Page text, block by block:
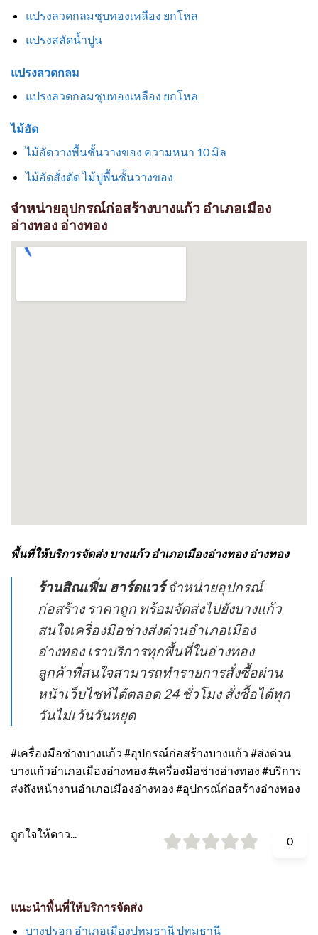
แปรงลวดกลมชุบทองเหลือง ยกโหล
แปรงสลัดน้ำปูน
แปรงลวดกลม
แปรงลวดกลมชุบทองเหลือง ยกโหล
ไม้อัด
ไม้อัดวางพื้นชั้นวางของ ความหนา 10 มิล
ไม้อัดสั่งตัด ไม้ปูพื้นชั้นวางของ
จำหน่ายอุปกรณ์ก่อสร้างบางแก้ว อำเภอเมือง
อ่างทอง อ่างทอง
พื้นที่ให้บริการจัดส่ง บางแก้ว อำเภอเมืองอ่างทอง อ่างทอง
ร้านสิณเพิ่ม ฮาร์ดแวร์จำหน่ายอุปกรณ์
ก่อสร้าง ราคาถูก พร้อมจัดส่งไปยังบางแก้ว
สนใจเครื่องมือช่างส่งด่วนอำเภอเมือง
อ่างทอง เราบริการทุกพื้นที่ในอ่างทอง
ลูกค้าที่สนใจสามารถทำรายการสั่งซื้อผ่าน
หน้าเว็บไซท์ได้ตลอด 24 ชั่วโมง สั่งซื้อได้ทุก
วันไม่เว้นวันหยุด
#เครื่องมือช่างบางแก้ว #อุปกรณ์ก่อสร้างบางแก้ว #ส่งด่วน
บางแก้วอำเภอเมืองอ่างทอง #เครื่องมือช่างอ่างทอง #บริการ
ส่งถึงหน้างานอำเภอเมืองอ่างทอง #อุปกรณ์ก่อสร้างอ่างทอง
ถูกใจให้ดาว...
0
แนะนำพื้นที่ให้บริการจัดส่ง
บางปรอก อำเภอเมืองปทุมธานี ปทุมธานี